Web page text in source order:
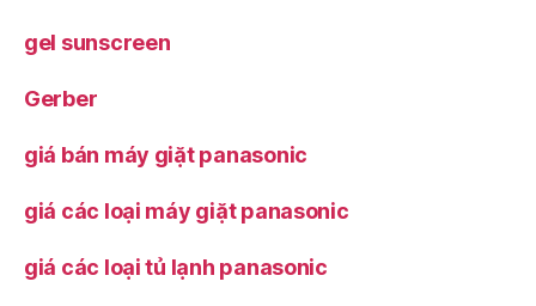
gel sunscreen
Gerber
giá bán máy giặt panasonic
giá các loại máy giặt panasonic
giá các loại tủ lạnh panasonic